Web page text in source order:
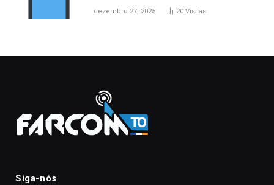
dezembro 27, 2025 20 Visitas
Siga-nós